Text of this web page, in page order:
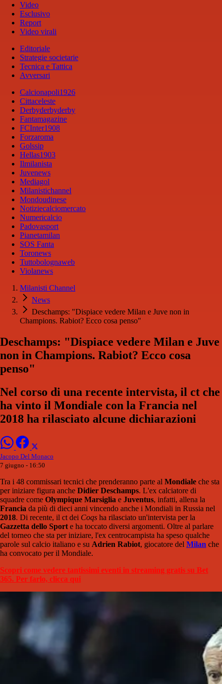
Video
Esclusivo
Report
Video virali
Editoriale
Strategie societarie
Tecnica e Tattica
Avversari
Calcionapoli1926
Cittaceleste
Derbyderbyderby
Fantamagazine
FCInter1908
Forzaroma
Golssip
Hellas1903
Ilmilanista
Juvenews
Mediagol
Milanistichannel
Mondoudinese
Notiziecalciomercato
Numericalcio
Padovasport
Pianetamilan
SOS Fanta
Toronews
Tuttobolognaweb
Violanews
Milanisti Channel
News
Deschamps: "Dispiace vedere Milan e Juve non in
Champions. Rabiot? Ecco cosa penso"
Deschamps: "Dispiace vedere Milan e Juve
non in Champions. Rabiot? Ecco cosa
penso"
Nel corso di una recente intervista, il ct che
ha vinto il Mondiale con la Francia nel
2018 ha rilasciato alcune dichiarazioni
Jacopo Del Monaco
7 giugno - 16:50
Tra i 48 commissari tecnici che prenderanno parte al Mondiale che sta
per iniziare figura anche Didier Deschamps. L'ex calciatore di
squadre come Olympique Marsiglia e Juventus, infatti, allena la
Francia da più di dieci anni vincendo anche i Mondiali in Russia nel
2018. Di recente, il ct dei Coqs ha rilasciato un'intervista per la
Gazzetta dello Sport e ha toccato diversi argomenti. Oltre al parlare
del torneo che sta per iniziare, l'ex centrocampista ha speso qualche
parole sul calcio italiano e su Adrien Rabiot, giocatore del Milan che
ha convocato per il Mondiale.
Scopri come vedere tantissimi eventi in streaming gratis su Bet
365. Per farlo, clicca qui